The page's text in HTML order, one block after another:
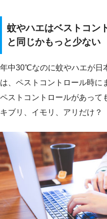
蚊やハエはベストコン
と同じかもっと少ない
年中30℃なのに蚊やハエが日
は、ペストコントロール時に
ペストコントロールがあって
キブリ、イモリ、アリだけ？